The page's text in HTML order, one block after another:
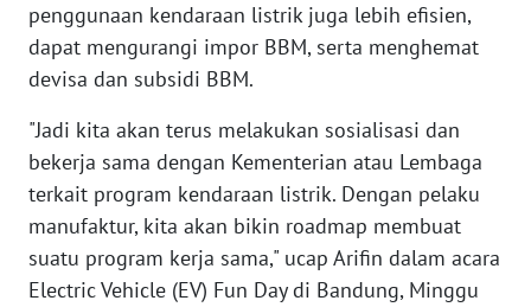
penggunaan kendaraan listrik juga lebih efisien,
dapat mengurangi impor BBM, serta menghemat
devisa dan subsidi BBM.
"Jadi kita akan terus melakukan sosialisasi dan
bekerja sama dengan Kementerian atau Lembaga
terkait program kendaraan listrik. Dengan pelaku
manufaktur, kita akan bikin roadmap membuat
suatu program kerja sama," ucap Arifin dalam acara
Electric Vehicle (EV) Fun Day di Bandung, Minggu
WN
JABAR
WN
BANTEN
WN